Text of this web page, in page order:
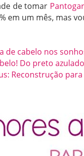
de tomar Pantogar
em um mês, mas
de cabelo nos
Do preto
Reconstrução